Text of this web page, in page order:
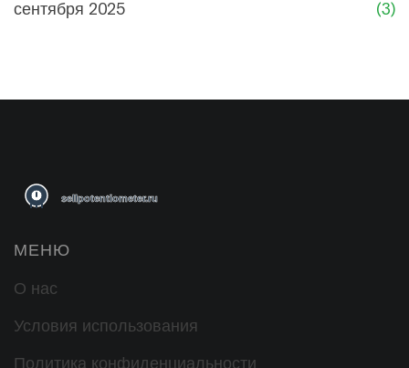
сентября 2025
(3)
МЕНЮ
О нас
Условия использования
Политика конфиденциальности